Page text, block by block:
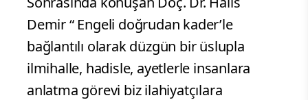
Demir “ Engeli doğrudan kader’le
bağlantılı olarak düzgün bir üslupla
ilmihalle, hadisle, ayetlerle insanlara
anlatma görevi biz ilahiyatçılara